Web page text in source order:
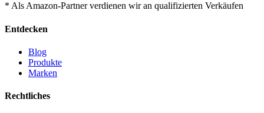
* Als Amazon-Partner verdienen wir an qualifizierten Verkäufen
Entdecken
Blog
Produkte
Marken
Rechtliches